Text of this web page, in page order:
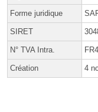
Forme juridique
SIRET
N° TVA Intra.
Création 4